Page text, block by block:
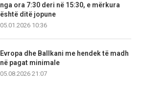
nga ora 7:30 deri në 15:30, e mërkura
është ditë jopune
05.01.2026 10:36
Evropa dhe Ballkani me hendek të madh
në pagat minimale
05.08.2026 21:07